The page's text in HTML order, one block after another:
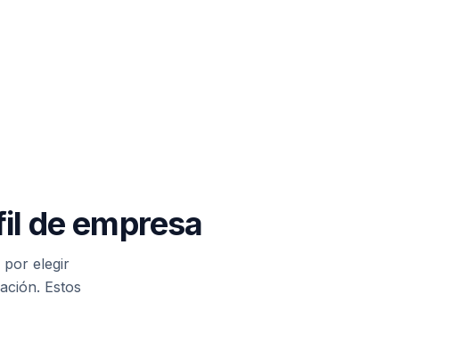
de empresa
por elegir
Estos